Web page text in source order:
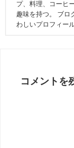
プ、料理、コーヒ
趣味を持つ。 ブロ
わしいプロフィー
コメントを